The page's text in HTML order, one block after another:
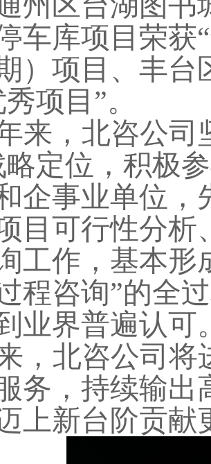
车库项目荣获
期）项目、丰
项目”。
来，北咨公司
定位， 积极
企事业单位
目可行性分析
工作，基本形
程咨询”的全
业界普遍认可
，北咨公司将
务，持续输出
上新台阶贡献